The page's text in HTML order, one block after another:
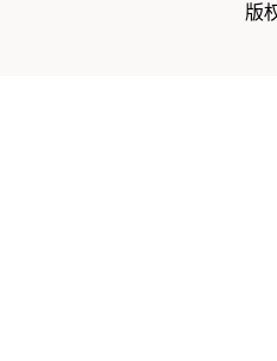
版